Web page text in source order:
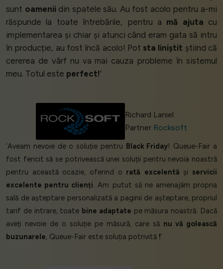
sunt oamenii din spatele său. Au fost acolo pentru a-mi
răspunde la toate întrebările, pentru a mă ajuta cu
implementarea și chiar și atunci când eram gata să intru
în producție, au fost încă acolo! Pot sta liniștit știind că
cererea de vârf nu va mai cauza probleme în sistemul
meu. Totul este perfect!’
Richard Laniel
Partner Rocksoft
‘Aveam nevoie de o soluție pentru Black Friday! Queue-Fair a
fost fericit să se potrivească unei soluții pentru nevoia noastră
pentru această ocazie, oferind o rată excelentă și servicii
excelente pentru clienți . Am putut să ne amenajăm propria
sală de așteptare personalizată a paginii de așteptare, propriul
tarif de intrare, toate bine adaptate pe măsura noastră. Dacă
aveți nevoie de o soluție pe măsură, care să nu vă golească
buzunarele , Queue-Fair este soluția potrivită !’